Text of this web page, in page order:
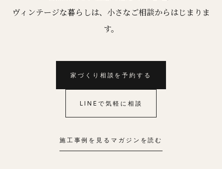
ヴィンテージな暮らしは、小さなご相談からはじまりま
す。
家づくり相談を予約する
LINEで気軽に相談
施工事例を見る マガジンを読む